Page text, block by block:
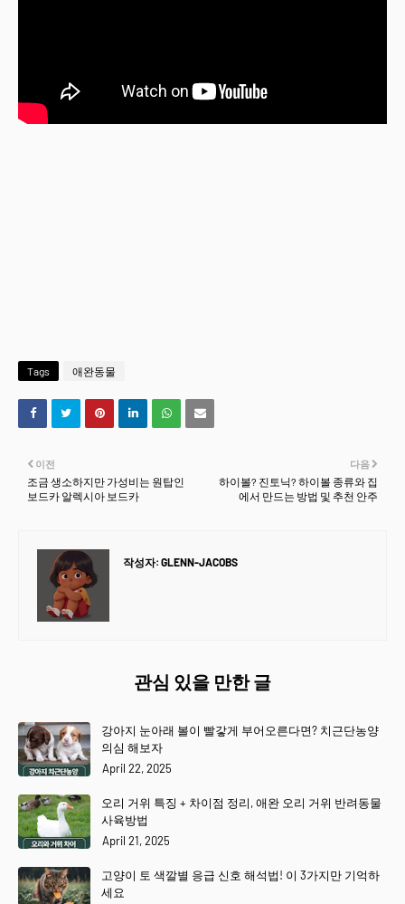
Tags 애완동물
다음
하이볼? 진토닉? 하이볼 종류와 집
에서 만드는 방법 및 추천 안주
이전
조금 생소하지만 가성비는 원탑인
보드카 알렉시아 보드카
작성자: GLENN-JACOBS
관심 있을 만한 글
강아지 눈아래 볼이 빨갛게 부어오른다면? 치근단농양
의심 해보자
April 22, 2025
오리 거위 특징 + 차이점 정리, 애완 오리 거위 반려동물
사육방법
April 21, 2025
고양이 토 색깔별 응급 신호 해석법! 이 3가지만 기억하
세요